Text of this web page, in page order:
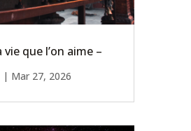
vie que l’on aime –
| Mar 27, 2026